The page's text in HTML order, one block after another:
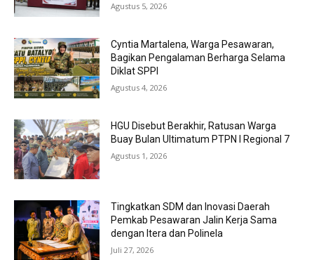
Agustus 5, 2026
Cyntia Martalena, Warga Pesawaran,
Bagikan Pengalaman Berharga Selama
Diklat SPPI
Agustus 4, 2026
HGU Disebut Berakhir, Ratusan Warga
Buay Bulan Ultimatum PTPN I Regional 7
Agustus 1, 2026
Tingkatkan SDM dan Inovasi Daerah
Pemkab Pesawaran Jalin Kerja Sama
dengan Itera dan Polinela
Juli 27, 2026